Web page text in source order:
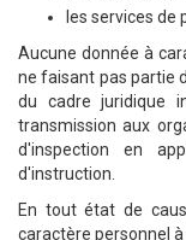
les services de
Aucune donnée à
ne faisant pas partie
du cadre juridique
transmission aux
d'inspection en
d'instruction.
En tout état de
caractère personnel